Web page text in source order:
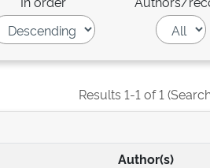
Results 1-1 of 1
Author(s)